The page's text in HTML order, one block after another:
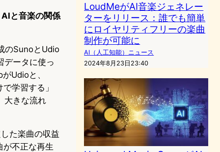
と音楽の関係
のSunoとUdio
データに使っ
Udioと、
学習する」
大きな流れ
た楽曲の収益
不正な再生
LoudMeがAI音楽ジェネレー
ターをリリース：誰でも簡単
にロイヤリティフリーの楽曲
制作が可能に
AI（人工知能）ニュース
2024年8月23日23:40